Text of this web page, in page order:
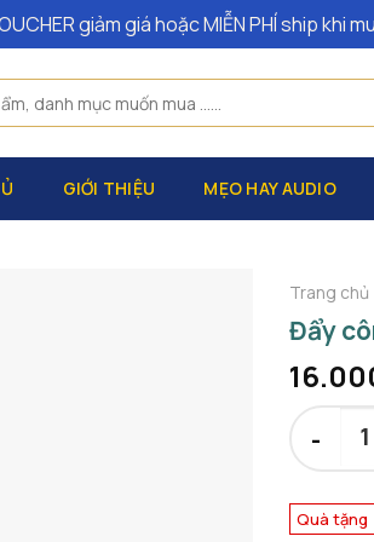
giảm giá hoặc MIỄN PHÍ ship khi
GIỚI THIỆU MẸO HAY AUDIO
Trang chủ
Đẩy
Đẩy
Quà tặng